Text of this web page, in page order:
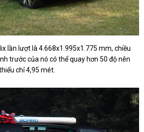
lần lượt là 4.668x1.995x1.775 mm, chiều
trước của nó có thể quay hơn 50 độ nên
chỉ 4,95 mét.